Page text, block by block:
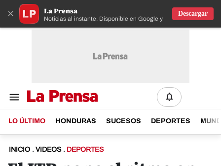
× La Prensa
Noticias al instante. Disponible en Google y IOS
Descargar
LO ÚLTIMO HONDURAS SUCESOS DEPORTES
INICIO . VIDEOS . DEPORTES